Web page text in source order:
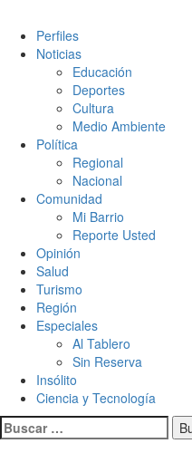
Perfiles
Noticias
Educación
Deportes
Cultura
Medio Ambiente
Política
Regional
Nacional
Comunidad
Mi Barrio
Reporte Usted
Opinión
Salud
Turismo
Región
Especiales
Al Tablero
Sin Reserva
Insólito
Ciencia y Tecnología